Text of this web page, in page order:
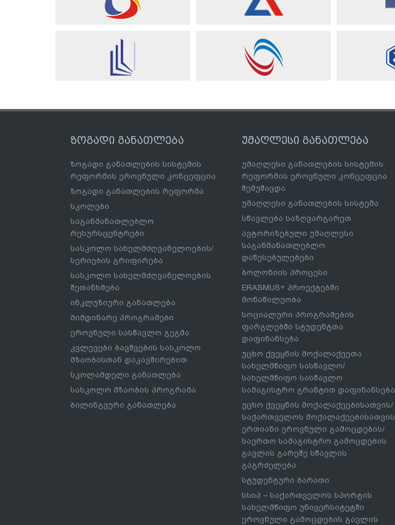
ზოგადი განათლება
ზოგადი განათლების სისტემის
რეფორმის ეროვნული კონცეფცია
ზოგადი განათლების რეფორმა
სკოლები
საგანმანათლებლო
რესურსცენტრები
სასკოლო სახელმძღვანელოების/
სერიების გრიფირება
სასკოლო სახელმძღვანელოების
შეთანხმება
ინკლუზიური განათლება
მიმდინარე პროგრამები
ეროვნული სასწავლო გეგმა
კვლევები ბავშვების სასკოლო
მზაობასთან დაკავშირებით
სკოლამდელი განათლება
სასკოლო მზაობის პროგრამა
ბილინგვური განათლება
უმაღლესი განათლება
უმაღლესი განათლების სისტემის
რეფორმის ეროვნული კონცეფცია
შემუშავდა
უმაღლესი განათლების სისტემა
სწავლება საზღვარგარეთ
ავტორიზებული უმაღლესი
საგანმანათლებლო
დაწესებულებები
ბოლონიის პროცესი
ERASMUS+ პროექტებში
მონაწილეობა
სოციალური პროგრამების
ფარგლებში სტუდენტთა
დაფინანსება
უცხო ქვეყნის მოქალაქეეთა
სახელმწიფო სასწავლო/
სახელმწიფო სასწავლო
სამაგისტრო გრანტით დაფინანსება
უცხო ქვეყნის მოქალაქეებისათვის/
საქართველოს მოქალაქეებისათვის
ერთიანი ეროვნული გამოცდების/
საერთო სამაგისტრო გამოცდების
გავლის გარეშე სწავლის
გაგრძელება
სტუდენტური ბარათი
სსიპ – საქართველოს სპორტის
სახელმწიფო უნივერსიტეტში
ეროვნული გამოცდების გავლის